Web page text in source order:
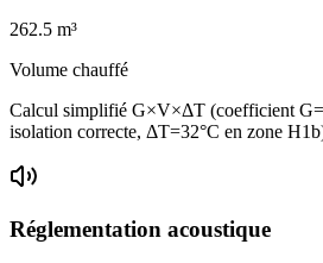
262.5 m³
Volume chauffé
Calcul simplifié G×V×ΔT (coefficient
isolation correcte, ΔT=32°C en zone
Réglementation acoustique